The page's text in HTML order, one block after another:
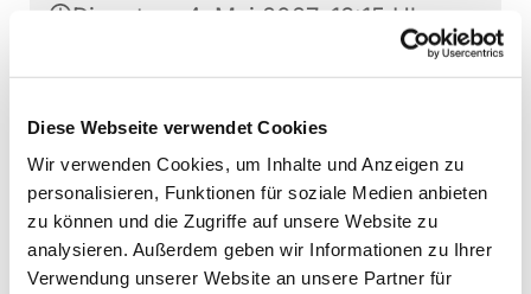
Diese Webseite verwendet Cookies
Wir verwenden Cookies, um Inhalte und Anzeigen zu
personalisieren, Funktionen für soziale Medien anbieten
zu können und die Zugriffe auf unsere Website zu
analysieren. Außerdem geben wir Informationen zu Ihrer
Verwendung unserer Website an unsere Partner für
Dienstag, 4. Mai 2027, 18:15 Uhr
Stephanushaus Oberkaufungen,
Schulstr. 22, 34260 Kaufungen
Jugendchor Kaufungen, Martin
Baumann (Leitung)